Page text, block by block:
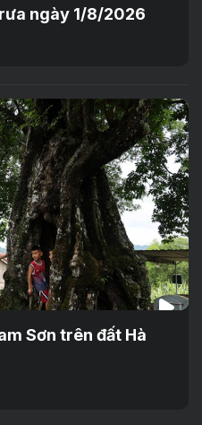
ngày 1/8/2026
Sơn trên đất Hà